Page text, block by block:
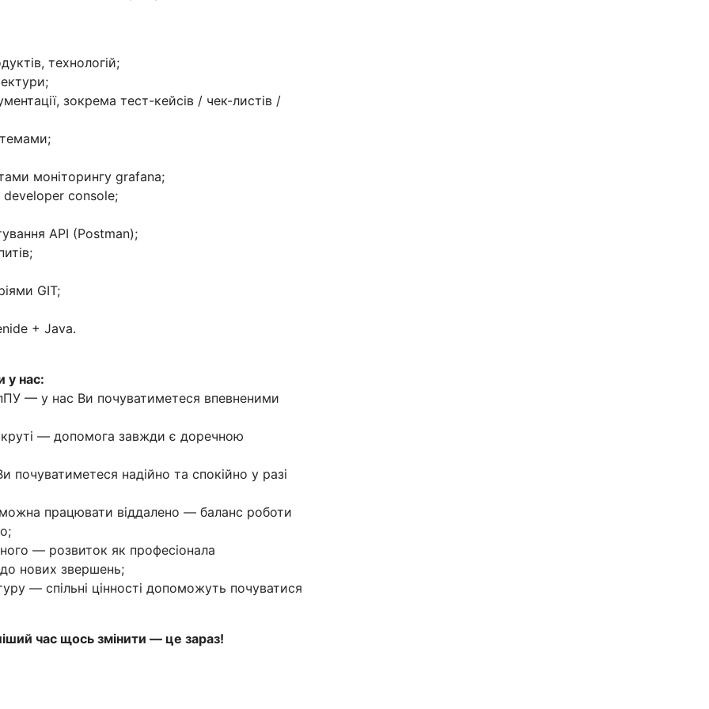
технологій;
зокрема тест-кейсів / чек-листів /
моніторингу grafana;
developer console;
API (Postman);
GIT;
+ Java.
у нас:
— у нас Ви почуватиметеся впевненими
— допомога завжди є доречною
надійно та спокійно у разі
працювати віддалено — баланс роботи
— розвиток як професіонала
нових звершень;
— спільні цінності допоможуть почуватися
час щось змінити — це зараз!